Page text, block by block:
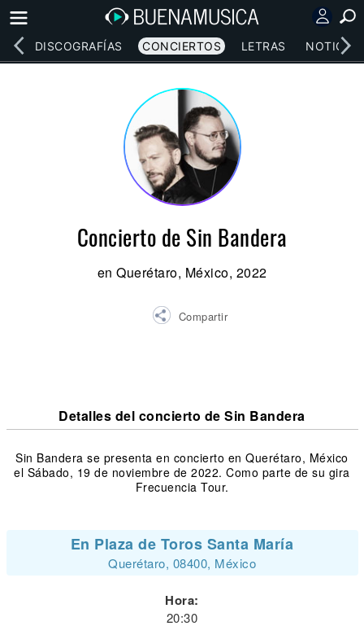
DISCOGRAFÍAS CONCIERTOS LETRAS NOTICIAS
Concierto de Sin Bandera
en Querétaro, México, 2022
Compartir
Detalles del concierto de Sin Bandera
Sin Bandera se presenta en concierto en Querétaro, México
el Sábado, 19 de noviembre de 2022. Como parte de su gira
Frecuencia Tour.
En Plaza de Toros Santa María
Querétaro, 08400, México
Hora:
20:30